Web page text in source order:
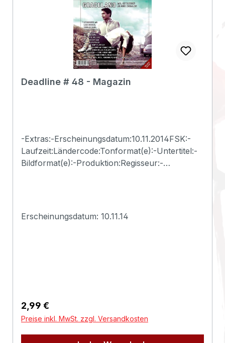
Deadline # 48 - Magazin
-Extras:-Erscheinungsdatum:10.11.2014FSK:-
Laufzeit:Ländercode:Tonformat(e):-Untertitel:-
Bildformat(e):-Produktion:Regisseur:-
Produktsicherheitsverordnung)Herstellerinform
ationen:Deadline
Erscheinungsdatum: 10.11.14
Regulärer Preis:
2,99 €
Preise inkl. MwSt. zzgl. Versandkosten